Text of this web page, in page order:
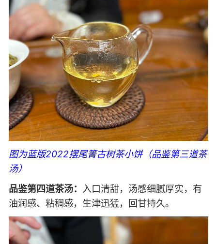
图为蓝版2022摆尾箐古树茶小饼（品鉴第三道茶
汤）
品鉴第四道茶汤： 入口清甜，汤感细腻厚实，有
油润感、粘稠感，生津迅猛，回甘持久。